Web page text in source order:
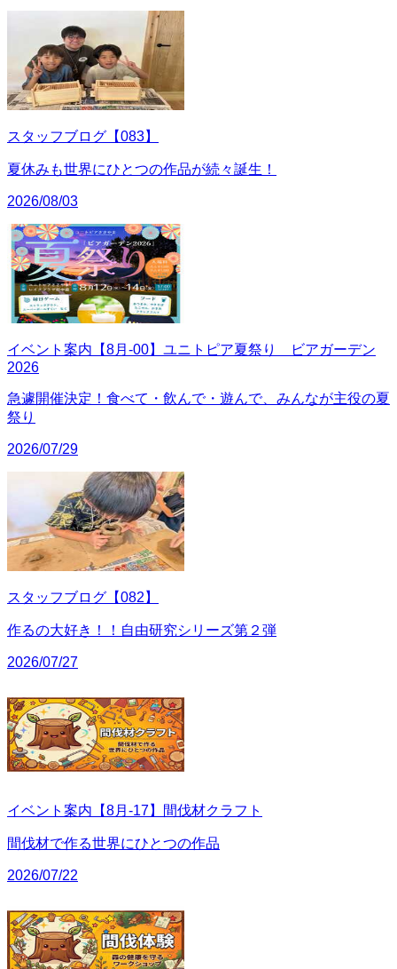
スタッフブログ【083】
夏休みも世界にひとつの作品が続々誕生！
2026/08/03
イベント案内【8月-00】ユニトピア夏祭り ビアガーデン
2026
急遽開催決定！食べて・飲んで・遊んで、みんなが主役の夏
祭り
2026/07/29
スタッフブログ【082】
作るの大好き！！自由研究シリーズ第２弾
2026/07/27
イベント案内【8月-17】間伐材クラフト
間伐材で作る世界にひとつの作品
2026/07/22